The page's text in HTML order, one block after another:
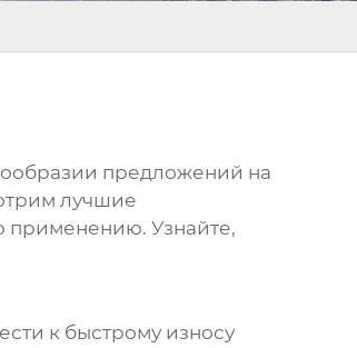
предложений на
лучшие
применению. Узнайте,
к быстрому износу